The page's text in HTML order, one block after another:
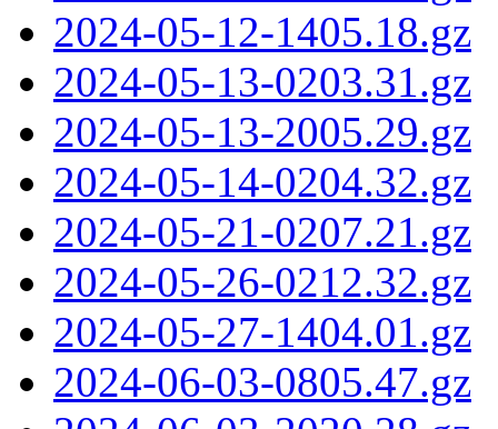
2024-05-12-1405.18.gz
2024-05-13-0203.31.gz
2024-05-13-2005.29.gz
2024-05-14-0204.32.gz
2024-05-21-0207.21.gz
2024-05-26-0212.32.gz
2024-05-27-1404.01.gz
2024-06-03-0805.47.gz